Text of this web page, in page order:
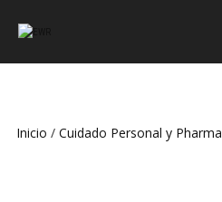
Inicio / Cuidado Personal y Pharma